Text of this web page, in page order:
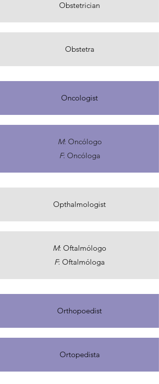
Obstetrician
Obstetra
Oncologist
M: Oncólogo
F: Oncóloga
Opthalmologist
M: Oftalmólogo
F: Oftalmóloga
Orthopoedist
Ortopedista